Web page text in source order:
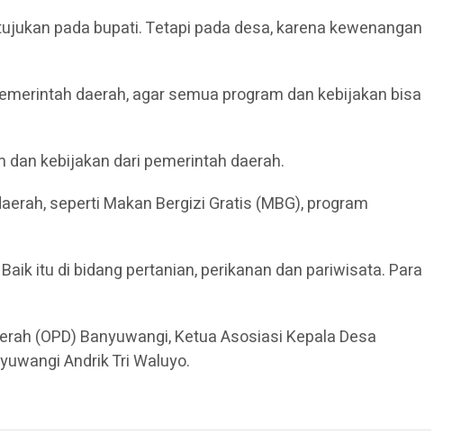
pada bupati. Tetapi pada desa, karena kewenangan
daerah, agar semua program dan kebijakan bisa
kebijakan dari pemerintah daerah.
seperti Makan Bergizi Gratis (MBG), program
itu di bidang pertanian, perikanan dan pariwisata. Para
(OPD) Banyuwangi, Ketua Asosiasi Kepala Desa
Andrik Tri Waluyo.